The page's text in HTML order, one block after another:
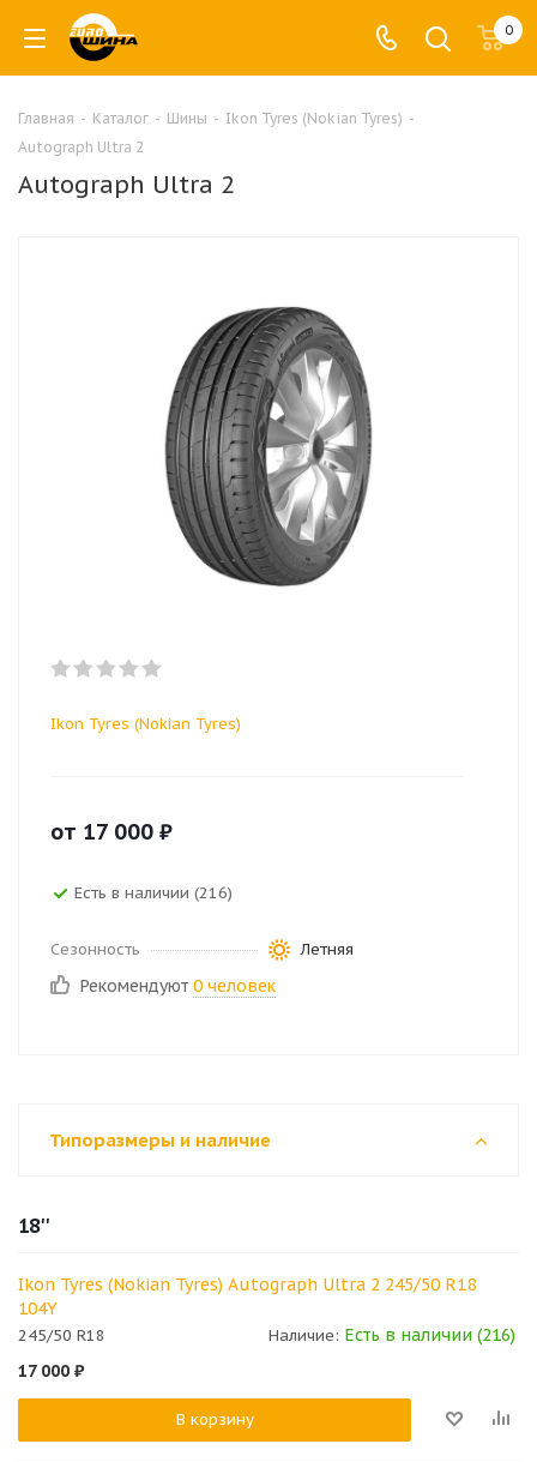
0
Главная - Каталог - Шины - Ikon Tyres (Nokian Tyres) -
Autograph Ultra 2
Autograph Ultra 2
Ikon Tyres (Nokian Tyres)
от 17 000 ₽
Есть в наличии (216)
Сезонность Летняя
Рекомендуют 0 человек
Типоразмеры и наличие
18''
Ikon Tyres (Nokian Tyres) Autograph Ultra 2 245/50 R18
104Y
245/50 R18 Наличие: Есть в наличии (216)
17 000 ₽
В корзину